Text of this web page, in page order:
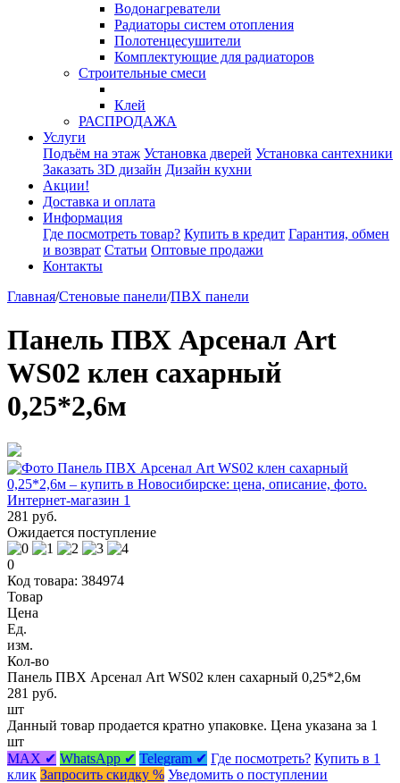
Водонагреватели
Радиаторы систем отопления
Полотенцесушители
Комплектующие для радиаторов
Строительные смеси
Клей
РАСПРОДАЖА
Услуги
Подъём на этаж Установка дверей Установка сантехники
Заказать 3D дизайн Дизайн кухни
Акции!
Доставка и оплата
Информация
Где посмотреть товар? Купить в кредит Гарантия, обмен
и возврат Статьи Оптовые продажи
Контакты
Главная/Стеновые панели/ПВХ панели
Панель ПВХ Арсенал Art
WS02 клен сахарный
0,25*2,6м
281 руб.
Ожидается поступление
0
Код товара: 384974
Товар
Цена
Ед.
изм.
Кол-во
Панель ПВХ Арсенал Art WS02 клен сахарный 0,25*2,6м
281 руб.
шт
Данный товар продается кратно упаковке. Цена указана за 1
шт
MAX ✔ WhatsApp ✔ Telegram ✔ Где посмотреть? Купить в 1
клик Запросить скидку % Уведомить о поступлении